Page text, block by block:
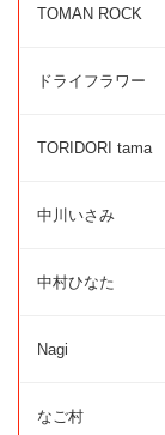
TOMAN ROCK
ドライフラワー
TORIDORI tama
中川いさみ
中村ひなた
Nagi
なご村